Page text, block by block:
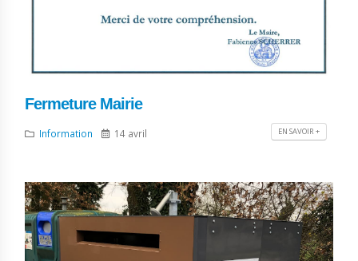
Fermeture Mairie
Information 14 avril EN SAVOIR +